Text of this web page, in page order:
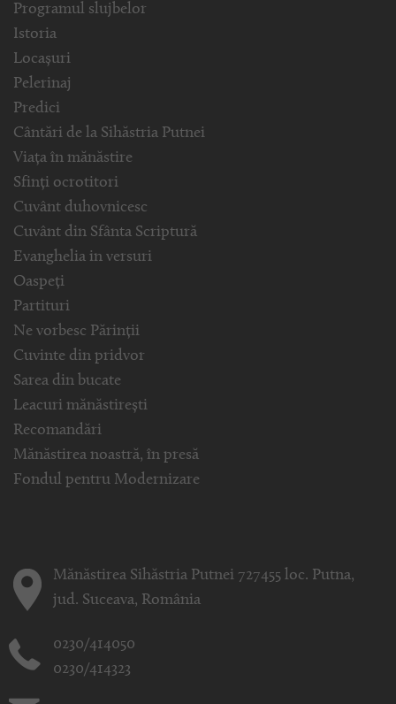
Programul slujbelor
Istoria
Locașuri
Pelerinaj
Predici
Cântări de la Sihăstria Putnei
Viața în mănăstire
Sfinți ocrotitori
Cuvânt duhovnicesc
Cuvânt din Sfânta Scriptură
Evanghelia in versuri
Oaspeți
Partituri
Ne vorbesc Părinții
Cuvinte din pridvor
Sarea din bucate
Leacuri mănăstirești
Recomandări
Mănăstirea noastră, în presă
Fondul pentru Modernizare
Mănăstirea Sihăstria Putnei 727455 loc. Putna,
jud. Suceava, România
0230/414050
0230/414323